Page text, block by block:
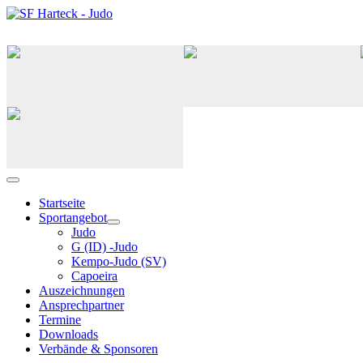
Startseite
Sportangebot
Judo
G (ID) -Judo
Kempo-Judo (SV)
Capoeira
Auszeichnungen
Ansprechpartner
Termine
Downloads
Verbände & Sponsoren